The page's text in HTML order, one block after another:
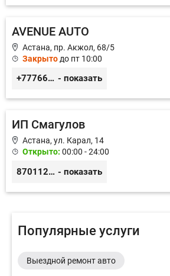
AVENUE AUTO
Астана, пр. Акжол, 68/5
Закрыто до пт 10:00
+77766857788 - показать
ИП Смагулов
Астана, ул. Карал, 14
Открыто: 00:00 - 24:00
87011245925 - показать
Популярные услуги
Выездной ремонт авто